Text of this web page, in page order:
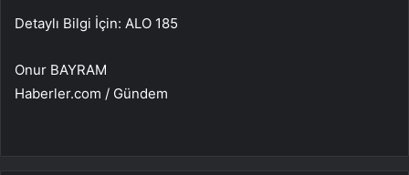
Detaylı Bilgi İçin: ALO 185
Onur BAYRAM
Haberler.com / Gündem